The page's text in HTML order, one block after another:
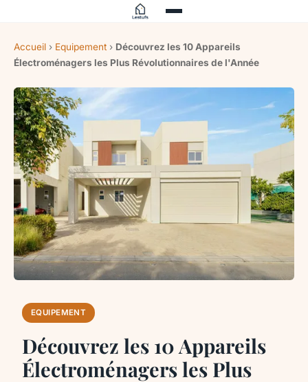
Accueil › Equipement › Découvrez les 10 Appareils
Électroménagers les Plus Révolutionnaires de l'Année
EQUIPEMENT
Découvrez les 10 Appareils
Électroménagers les Plus